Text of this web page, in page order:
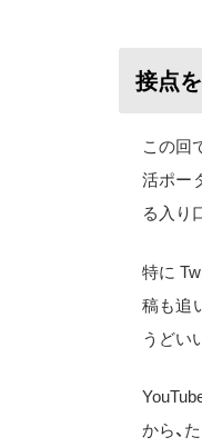
接点
この回
活ポー
る入り
特に
稿も追
うどい
から、